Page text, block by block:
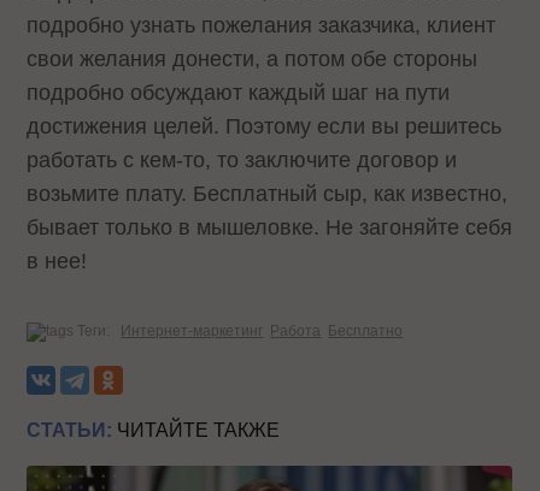
подробно узнать пожелания заказчика, клиент
свои желания донести, а потом обе стороны
подробно обсуждают каждый шаг на пути
достижения целей. Поэтому если вы решитесь
работать с кем-то, то заключите договор и
возьмите плату. Бесплатный сыр, как известно,
бывает только в мышеловке. Не загоняйте себя
в нее!
Теги: Интернет-маркетинг Работа Бесплатно
СТАТЬИ: ЧИТАЙТЕ ТАКЖЕ